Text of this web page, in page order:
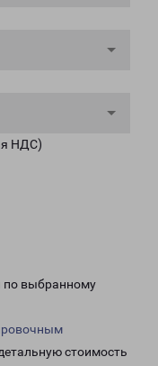
НДС)
по выбранному
стоимость